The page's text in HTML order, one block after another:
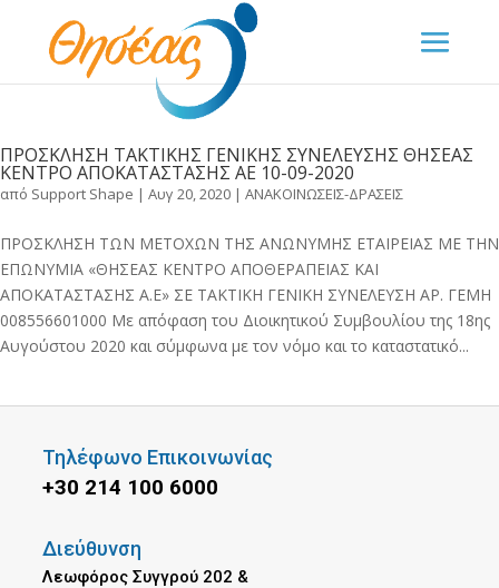
ΠΡΟΣΚΛΗΣΗ ΤΑΚΤΙΚΗΣ ΓΕΝΙΚΗΣ ΣΥΝΕΛΕΥΣΗΣ ΘΗΣΕΑΣ
ΚΕΝΤΡΟ ΑΠΟΚΑΤΑΣΤΑΣΗΣ ΑΕ 10-09-2020
από Support Shape | Αυγ 20, 2020 | ΑΝΑΚΟΙΝΩΣΕΙΣ-ΔΡΑΣΕΙΣ
ΠΡΟΣΚΛΗΣΗ ΤΩΝ ΜΕΤΟΧΩΝ ΤΗΣ ΑΝΩΝΥΜΗΣ ΕΤΑΙΡΕΙΑΣ ΜΕ ΤΗΝ
ΕΠΩΝΥΜΙΑ «ΘΗΣΕΑΣ ΚΕΝΤΡΟ ΑΠΟΘΕΡΑΠΕΙΑΣ ΚΑΙ
ΑΠΟΚΑΤΑΣΤΑΣΗΣ Α.Ε» ΣΕ TAKTIKH ΓΕΝΙΚΗ ΣΥΝΕΛΕΥΣΗ ΑΡ. ΓΕΜΗ
008556601000 Με απόφαση του Διοικητικού Συμβουλίου της 18ης
Αυγούστου 2020 και σύμφωνα με τον νόμο και το καταστατικό...
Τηλέφωνο Επικοινωνίας
+30 214 100 6000
Διεύθυνση
Λεωφόρος Συγγρού 202 &